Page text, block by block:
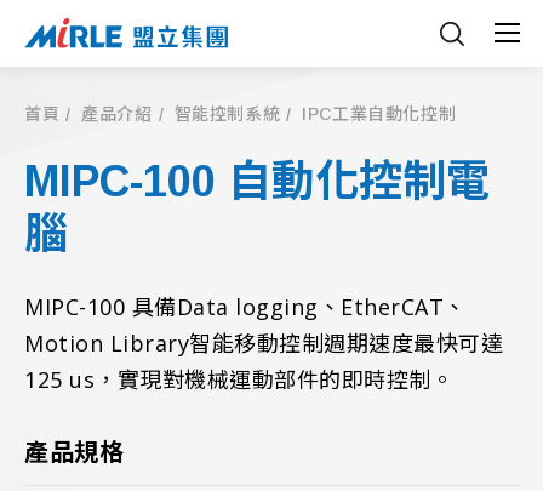
首頁 產品介紹 智能控制系統 IPC工業自動化控制
MIPC-100 自動化控制電
腦
MIPC-100 具備Data logging、EtherCAT、
Motion Library智能移動控制週期速度最快可達
125 us，實現對機械運動部件的即時控制。
產品規格